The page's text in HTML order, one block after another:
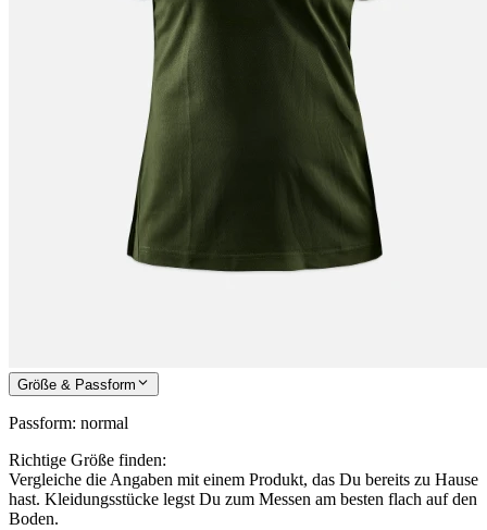
Größe & Passform
Passform: normal
Richtige Größe finden:
Vergleiche die Angaben mit einem Produkt, das Du bereits zu Hause
hast. Kleidungsstücke legst Du zum Messen am besten flach auf den
Boden.